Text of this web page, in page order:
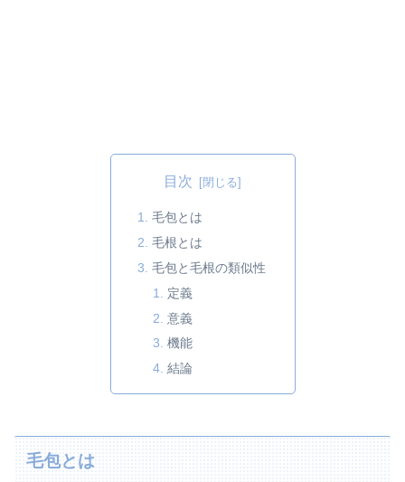
目次
毛包とは
毛根とは
毛包と毛根の類似性
定義
意義
機能
結論
毛包とは